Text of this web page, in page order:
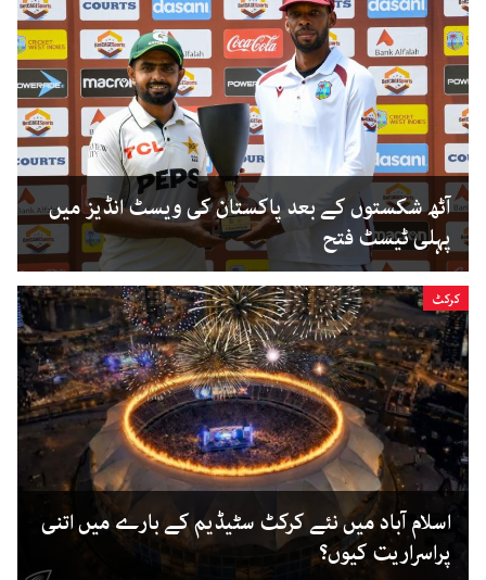
آٹھ شکستوں کے بعد پاکستان کی ویسٹ انڈیز میں
پہلی ٹیسٹ فتح
کرکٹ
اسلام آباد میں نئے کرکٹ سٹیڈیم کے بارے میں اتنی
پراسراریت کیوں؟